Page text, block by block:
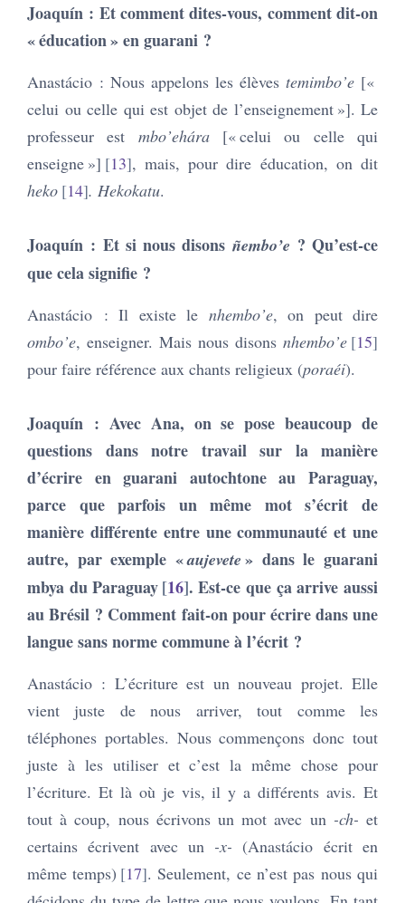
Joaquín : Et comment dites-vous, comment dit-on
« éducation » en guarani ?
Anastácio : Nous appelons les élèves temimbo’e [«
celui ou celle qui est objet de l’enseignement »]. Le
professeur est mbo’ehára [« celui ou celle qui
enseigne »] 13 , mais, pour dire éducation, on dit
heko 14 . Hekokatu.
Joaquín : Et si nous disons ñembo’e ? Qu’est-ce
que cela signifie ?
Anastácio : Il existe le nhembo’e, on peut dire
ombo’e, enseigner. Mais nous disonsnhembo’e 15
pour faire référence aux chants religieux (poraéi).
Joaquín : Avec Ana, on se pose beaucoup de
questions dans notre travail sur la manière
d’écrire en guarani autochtone au Paraguay,
parce que parfois un même mot s’écrit de
manière différente entre une communauté et une
autre, par exemple «aujevete » dans le guarani
mbya du Paraguay 16 . Est-ce que ça arrive aussi
au Brésil ? Comment fait-on pour écrire dans une
langue sans norme commune à l’écrit ?
Anastácio : L’écriture est un nouveau projet. Elle
vient juste de nous arriver, tout comme les
téléphones portables. Nous commençons donc tout
juste à les utiliser et c’est la même chose pour
l’écriture. Et là où je vis, il y a différents avis. Et
tout à coup, nous écrivons un mot avec un -ch- et
certains écrivent avec un -x- (Anastácio écrit en
même temps) 17 . Seulement, ce n’est pas nous qui